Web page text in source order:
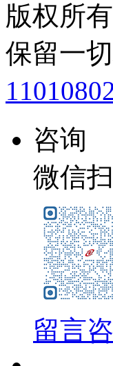
版权所
保留一切
咨询
微信
留言